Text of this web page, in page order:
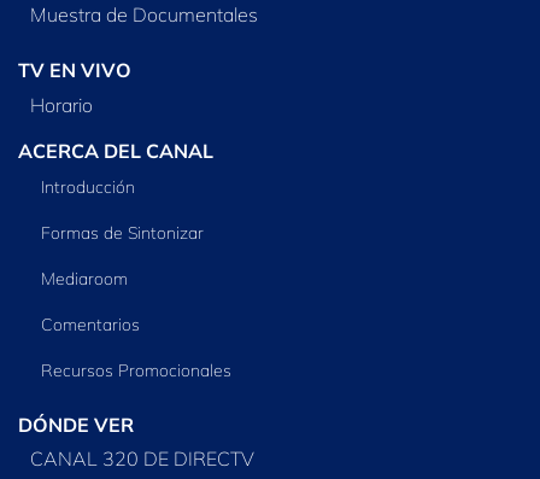
Muestra de Documentales
TV EN VIVO
Horario
ACERCA DEL CANAL
Introducción
Formas de Sintonizar
Mediaroom
Comentarios
Recursos Promocionales
DÓNDE VER
CANAL 320 DE DIRECTV